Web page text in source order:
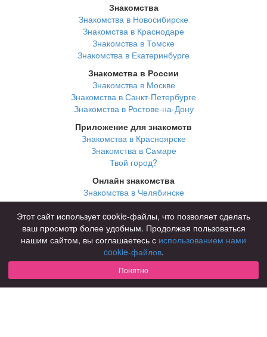
Знакомства
Знакомства в Новосибирске
Знакомства в Краснодаре
Знакомства в Томске
Знакомства в Екатеринбурге
Знакомства в России
Знакомства в Москве
Знакомства в Санкт-Петербурге
Знакомства в Ростове-на-Дону
Приложение для знакомств
Знакомства в Красноярске
Знакомства в Самаре
Твой город?
Онлайн знакомства
Знакомства в Челябинске
Знакомства в Омске
Знакомства в Нижнем Новгороде
Для чего
для брака и создания семьи
для любви и с/о
для дружбы
Этот сайт использует cookie-файлы, что позволяет сделать
ваш просмотр более удобным. Продолжая пользоваться
нашим сайтом, вы соглашаетесь с использованием нами
cookie-файлов.
Понятно